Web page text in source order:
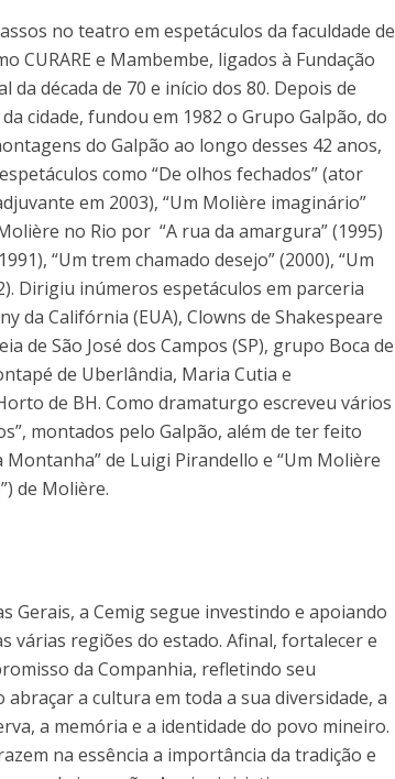
no teatro em espetáculos da faculdade de
CURARE e Mambembe, ligados à Fundação
década de 70 e início dos 80. Depois de
cidade, fundou em 1982 o Grupo Galpão, do
do Galpão ao longo desses 42 anos,
como “De olhos fechados” (ator
em 2003), “Um Molière imaginário”
no Rio por “A rua da amargura” (1995)
“Um trem chamado desejo” (2000), “Um
Dirigiu inúmeros espetáculos em parceria
da Califórnia (EUA), Clowns de Shakespeare
de São José dos Campos (SP), grupo Boca de
de Uberlândia, Maria Cutia e
de BH. Como dramaturgo escreveu vários
montados pelo Galpão, além de ter feito
de Luigi Pirandello e “Um Molière
de Molière.
Gerais, a Cemig segue investindo e apoiando
várias regiões do estado. Afinal, fortalecer e
da Companhia, refletindo seu
a cultura em toda a sua diversidade, a
a memória e a identidade do povo mineiro.
na essência a importância da tradição e